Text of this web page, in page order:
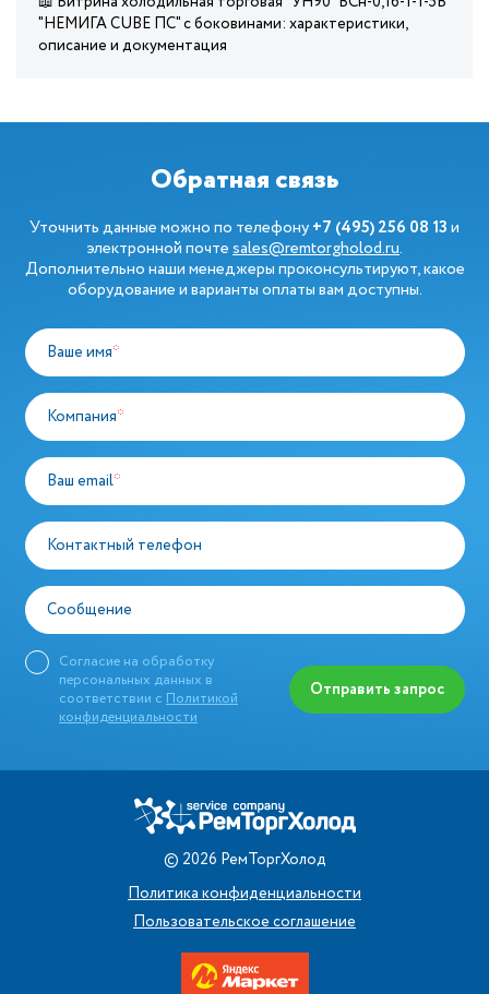
"НЕМИГА CUBE ПС" с боковинами: характеристики,
описание и документация
Обратная связь
Уточнить данные можно по телефону+7 (495) 256 08 13и
электронной почтеsales@remtorgholod.ru.
Дополнительно наши менеджеры проконсультируют, какое
оборудование и варианты оплаты вам доступны.
Ваше имя*
Компания*
Ваш email*
Контактный телефон
Сообщение
Согласие на обработку
персональных данных в
соответствии с Политикой
конфиденциальности
Отправить запрос
© 2026 РемТоргХолод
Политика конфиденциальности
Пользовательское соглашение